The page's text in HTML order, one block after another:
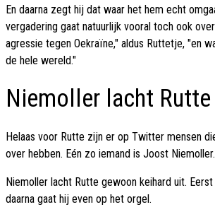
En daarna zegt hij dat waar het hem echt
vergadering gaat natuurlijk vooral toch ook
agressie tegen Oekraïne," aldus Ruttetje, "en
de hele wereld."
Niemoller lacht
Helaas voor Rutte zijn er op Twitter mensen
over hebben. Eén zo iemand is Joost Niemoller.
Niemoller lacht Rutte gewoon keihard uit.
daarna gaat hij even op het orgel.